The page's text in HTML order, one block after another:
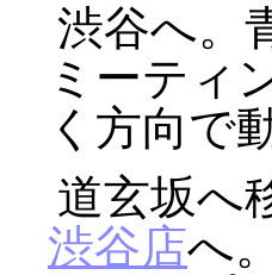
渋谷へ。
ミーティ
く方向で
道玄坂へ
渋谷店へ